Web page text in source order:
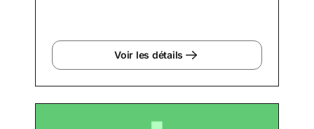
Voir les détails